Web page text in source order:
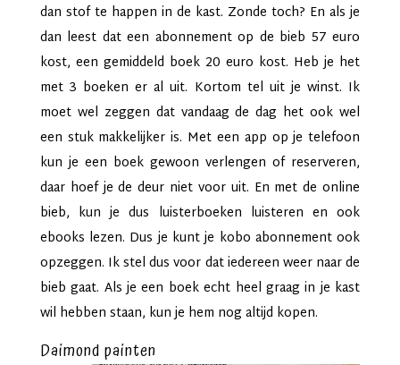
dan stof te happen in de kast. Zonde toch? En als je
dan leest dat een abonnement op de bieb 57 euro
kost, een gemiddeld boek 20 euro kost. Heb je het
met 3 boeken er al uit. Kortom tel uit je winst. Ik
moet wel zeggen dat vandaag de dag het ook wel
een stuk makkelijker is. Met een app op je telefoon
kun je een boek gewoon verlengen of reserveren,
daar hoef je de deur niet voor uit. En met de online
bieb, kun je dus luisterboeken luisteren en ook
ebooks lezen. Dus je kunt je kobo abonnement ook
opzeggen. Ik stel dus voor dat iedereen weer naar de
bieb gaat. Als je een boek echt heel graag in je kast
wil hebben staan, kun je hem nog altijd kopen.
Daimond painten